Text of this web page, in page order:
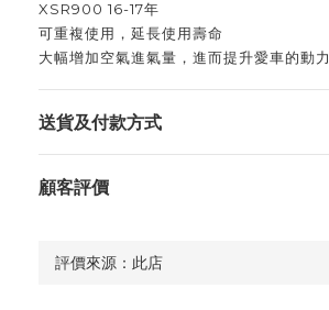
XSR900 16-17年
可重複使用，延長使用壽命
大幅增加空氣進氣量，進而提升愛車的動力
送貨及付款方式
顧客評價